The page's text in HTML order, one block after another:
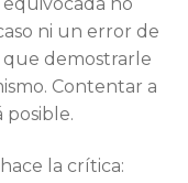
ni un error de
que demostrarle
Contentar a
posible.
la crítica: